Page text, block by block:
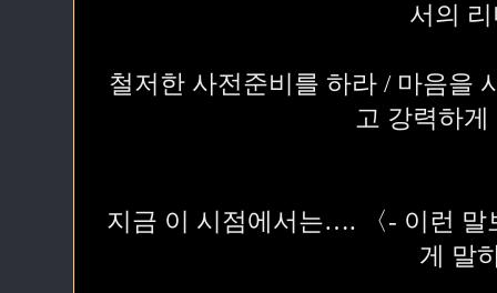
서의
철저한 사전준비를 하라 / 마음을
고 강력하
지금 이 시점에서는…. 〈- 이런 말
게 말